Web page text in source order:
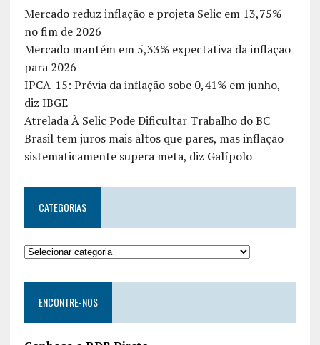
Mercado reduz inflação e projeta Selic em 13,75%
no fim de 2026
Mercado mantém em 5,33% expectativa da inflação
para 2026
IPCA-15: Prévia da inflação sobe 0,41% em junho,
diz IBGE
Atrelada À Selic Pode Dificultar Trabalho do BC
Brasil tem juros mais altos que pares, mas inflação
sistematicamente supera meta, diz Galípolo
CATEGORIAS
ENCONTRE-NOS